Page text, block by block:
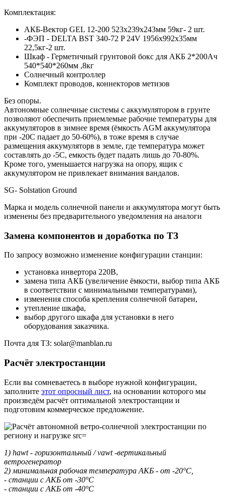
Комплектация:
АКБ-Вектор GEL 12-200 523x239x243мм 59кг- 2 шт.
-ФЭП - DELTA BST 340-72 P 24V 1956x992x35мм
22,5кг-2 шт.
Шкаф - Герметичный грунтовой бокс для АКБ 2*200Ач
540*540*260мм ,8кг
Солнечный контроллер
Комплект проводов, коннекторов метизов
Без опоры.
Автономные солнечные системы с аккумулятором в грунте
позволяют обеспечить приемлемые рабочие температуры для
аккумуляторов в зимнее время (ёмкость AGM аккумулятора
при -20С падает до 50-60%), в тоже время в случае
размещения аккумуляторв в земле, где температура может
составлять до -5С, емкость будет падать лишь до 70-80%.
Кроме того, уменьшается нагрузка на опору, ящик с
аккумулятором не привлекает внимания вандалов.
SG- Solstation Ground
Марка и модель солнечной панели и аккумулятора могут быть
изменены без предварительного уведомления на аналоги
Замена компонентов и доработка по ТЗ
По запросу возможно изменение конфигурации станции:
установка инвертора 220В,
замена типа АКБ (увеличение ёмкости, выбор типа АКБ
в соответствии с минимальными температурами),
изменения способа крепления солнечной батареи,
утепление шкафа,
выбор другого шкафа для установки в него
оборудования заказчика.
Почта для ТЗ: solar@manblan.ru
Расчёт электростанции
Если вы сомневаетесь в выборе нужной конфигурации,
заполните этот опросный лист, на основании которого мы
произведём расчёт оптимальной электростанции и
подготовим коммерческое предложение.
1) hawt - горизонтальный / vawt -вертикальный
ветрогенератор
2) минимальная рабочая температура АКБ - от -20°С,
- станции с АКБ от -30°С
- станции с АКБ от -40°С